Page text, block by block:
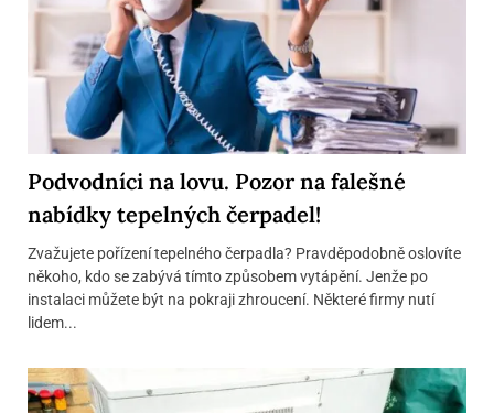
Podvodníci na lovu. Pozor na falešné
nabídky tepelných čerpadel!
Zvažujete pořízení tepelného čerpadla? Pravděpodobně oslovíte
někoho, kdo se zabývá tímto způsobem vytápění. Jenže po
instalaci můžete být na pokraji zhroucení. Některé firmy nutí
lidem...